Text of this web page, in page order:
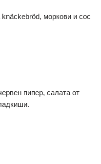
моркови и сос
пипер, салата от